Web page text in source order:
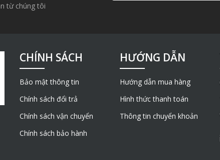
từ chúng tôi
CHÍNH SÁCH
Bảo mật thông tin
Chính sách đổi trả
Chính sách vận chuyển
Chính sách bảo hành
HƯỚNG DẪN
Hướng dẫn mua hàng
Hình thức thanh toán
Thông tin chuyển khoản